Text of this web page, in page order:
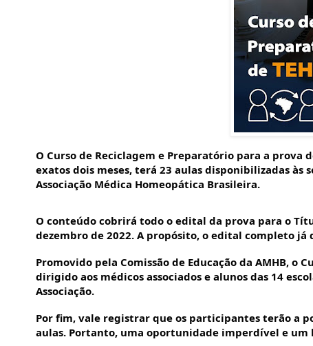
O Curso de Reciclagem e Preparatório para a prova
exatos dois meses, terá 23 aulas disponibilizadas às
Associação Médica Homeopática Brasileira.
O conteúdo cobrirá todo o edital da prova para o
dezembro de 2022. A propósito, o edital completo já
Promovido pela Comissão de Educação da AMHB,
dirigido aos médicos associados e alunos das 14
Associação.
Por fim, vale registrar que os participantes terão a
aulas. Portanto, uma oportunidade imperdível e um